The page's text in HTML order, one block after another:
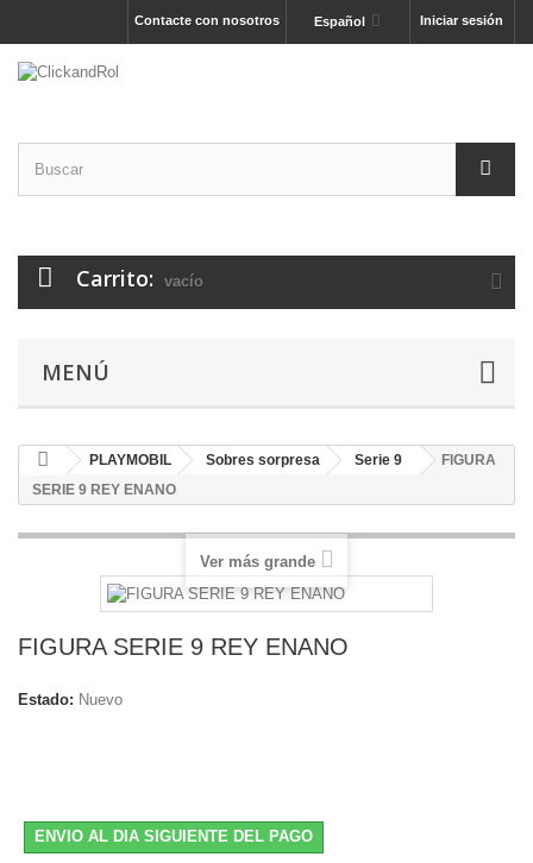
Iniciar sesión
Español
Contacte con nosotros
Carrito: vacío
MENÚ
PLAYMOBIL Sobres sorpresa Serie 9
FIGURA
SERIE 9 REY ENANO
Ver más grande
FIGURA SERIE 9 REY ENANO
Estado: Nuevo
ENVIO AL DIA SIGUIENTE DEL PAGO